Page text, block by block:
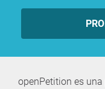
openPetition es